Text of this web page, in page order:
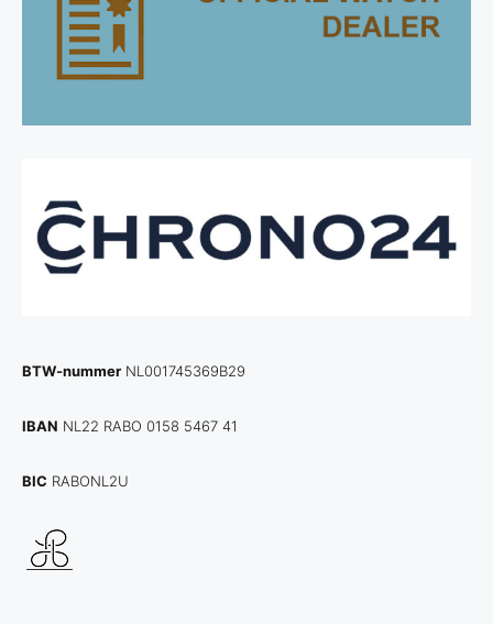
BTW-nummer NL001745369B29
IBAN NL22 RABO 0158 5467 41
BIC RABONL2U